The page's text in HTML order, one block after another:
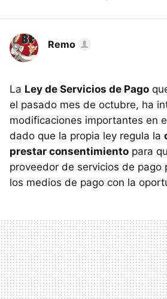
Remo
La Ley de Servicios de Pago
el pasado mes de octubre, ha
modificaciones importantes en
dado que la propia ley regula la
prestar consentimiento para
proveedor de servicios de pago
los medios de pago con la